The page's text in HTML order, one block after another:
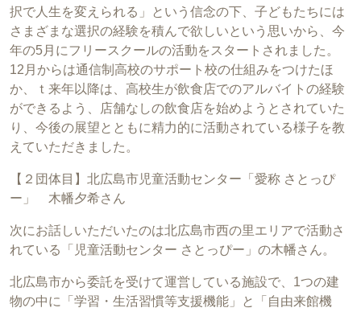
択で人生を変えられる」という信念の下、子どもたちには
さまざまな選択の経験を積んで欲しいという思いから、今
年の5月にフリースクールの活動をスタートされました。
12月からは通信制高校のサポート校の仕組みをつけたほ
か、ｔ来年以降は、高校生が飲食店でのアルバイトの経験
ができるよう、店舗なしの飲食店を始めようとされていた
り、今後の展望とともに精力的に活動されている様子を教
えていただきました。
【２団体目】北広島市児童活動センター「愛称 さとっぴ
ー」 木幡夕希さん
次にお話しいただいたのは北広島市西の里エリアで活動さ
れている「児童活動センター さとっぴー」の木幡さん。
北広島市から委託を受けて運営している施設で、1つの建
物の中に「学習・生活習慣等支援機能」と「自由来館機